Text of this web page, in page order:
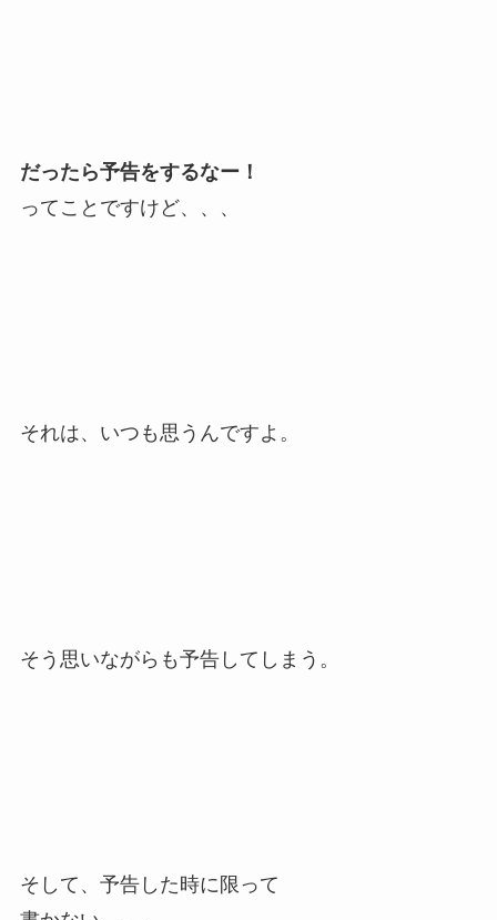
だったら予告をするなー！
ってことですけど、、、
それは、いつも思うんですよ。
そう思いながらも予告してしまう。
そして、予告した時に限って